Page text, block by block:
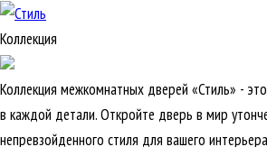
Коллекция
Коллекция межкомнатных дверей «Стиль» -
в каждой детали. Откройте дверь в мир
непревзойденного стиля для вашего